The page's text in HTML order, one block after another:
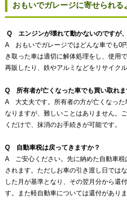
おもいでガレージに寄せられる
Q エンジンが壊れて動かないのですが
A おもいでガレージではどんな車でも0
き取った車は適切に解体処理をし、使用
再販したり、鉄やアルミなどをリサイク
Q 所有者が亡くなった車でも買い取れま
A 大丈夫です。所有者の方が亡くなった
なりますが、難しいことはありません。
くだけで、抹消のお手続きが可能です。
Q 自動車税は戻ってきますか？
A ご安心ください。先に納めた自動車税
されます。ただしお車の引き渡し日では
した月が基準となり、その翌月分から還
す。また軽自動車については還付がありま